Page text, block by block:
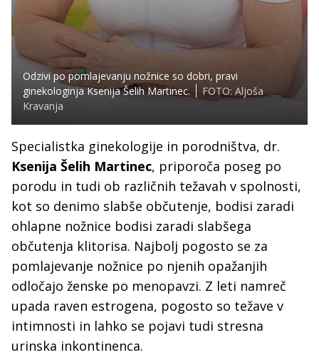
Odzivi po pomlajevanju nožnice so dobri, pravi
ginekologinja Ksenija Šelih Martinec.
FOTO: Aljoša
Kravanja
Specialistka ginekologije in porodništva, dr.
Ksenija Šelih Martinec, priporoča poseg po
porodu in tudi ob različnih težavah v spolnosti,
kot so denimo slabše občutenje, bodisi zaradi
ohlapne nožnice bodisi zaradi slabšega
občutenja klitorisa. Najbolj pogosto se za
pomlajevanje nožnice po njenih opažanjih
odločajo ženske po menopavzi. Z leti namreč
upada raven estrogena, pogosto so težave v
intimnosti in lahko se pojavi tudi stresna
urinska inkontinenca.